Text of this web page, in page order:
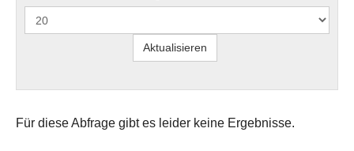
Für diese Abfrage gibt es leider keine Ergebnisse.